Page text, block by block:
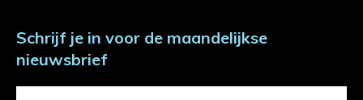
Schrijf je in voor de maandelijkse
nieuwsbrief